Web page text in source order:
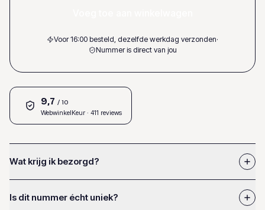
Voor 16:00 besteld, dezelfde werkdag verzonden·
Nummer is direct van jou
9,7 / 10
WebwinkelKeur · 411 reviews
Wat krijg ik bezorgd?
Is dit nummer écht uniek?